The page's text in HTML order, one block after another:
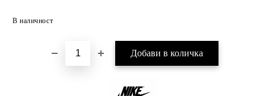
В наличност